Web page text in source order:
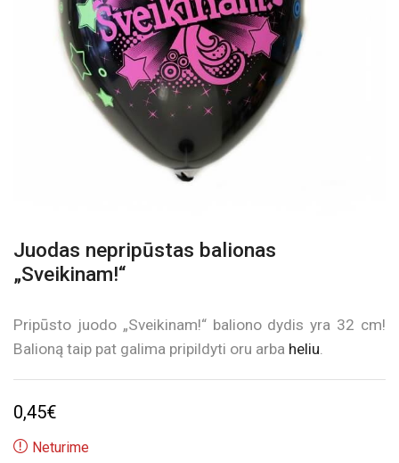
Juodas nepripūstas balionas
„Sveikinam!“
Pripūsto juodo „Sveikinam!“ baliono dydis yra 32 cm!
Balioną taip pat galima pripildyti oru arba heliu.
0,45€
Neturime